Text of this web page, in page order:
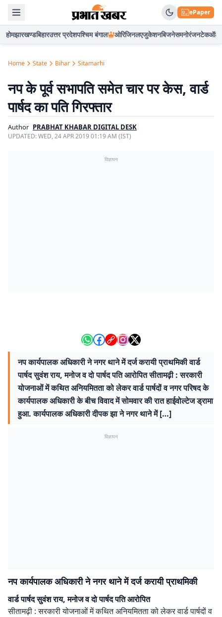
ePaper
होमझारखण्डबिहारउत्तर प्रदेशपश्चिम बंगाल ओरिजिनलएजुकेशनबिजनेसमनोरंजनटेकऑटो
Home State Bihar Sitamarhi
नप के पूर्व सभापति समेत चार पर केस, वार्ड
पार्षद का पति गिरफ्तार
Author PRABHAT KHABAR DIGITAL DESK
UPDATED:WED, 24 APR 2019 01:19 AM (IST)
विज्ञापन
नप कार्यपालक अधिकारी ने नगर थाने में दर्ज करायी प्राथमिकी वार्ड
पार्षद सुवंश राय, मनोज व दो पार्षद पति आरोपित सीतामढ़ी : सरकारी
योजनाओं में कथित अनियमितता को लेकर वार्ड पार्षदों व नगर परिषद के
कार्यपालक अधिकारी के बीच विवाद में सोमवार की रात हाईवोल्टेज ड्रामा
हुआ. कार्यपालक अधिकारी दीपक झा ने नगर थाने में […]
विज्ञापन
नप कार्यपालक अधिकारी ने नगर थाने में दर्ज करायी प्राथमिकी
वार्ड पार्षद सुवंश राय, मनोज व दो पार्षद पति आरोपित
सीतामढ़ी : सरकारी योजनाओं में कथित अनियमितता को लेकर वार्ड पार्षदों व